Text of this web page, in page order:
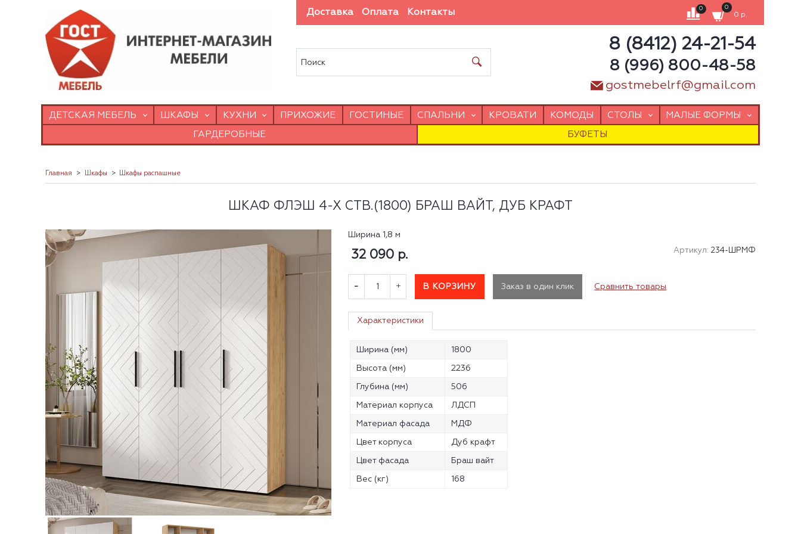
Доставка Оплата Контакты 0 0
0 р.
8 (8412) 24-21-54
8 (996) 800-48-58
gostmebelrf@gmail.com
ДЕТСКАЯ МЕБЕЛЬ ШКАФЫ КУХНИ ПРИХОЖИЕ ГОСТИНЫЕ СПАЛЬНИ КРОВАТИ КОМОДЫ СТОЛЫ МАЛЫЕ ФОРМЫ
ГАРДЕРОБНЫЕ БУФЕТЫ
Главная Шкафы Шкафы распашные
ШКАФ ФЛЭШ 4-Х СТВ.(1800) БРАШ ВАЙТ, ДУБ КРАФТ
Ширина 1,8 м
Артикул: 234-ШРМФ
32 090 р.
В КОРЗИНУ Заказ в один клик Сравнить товары
Характеристики
Ширина (мм) 1800
Высота (мм) 2236
Глубина (мм) 506
Материал корпуса ЛДСП
Материал фасада МДФ
Цвет корпуса Дуб крафт
Цвет фасада Браш вайт
Вес (кг) 168